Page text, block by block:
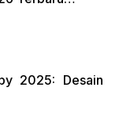
2025: Desain